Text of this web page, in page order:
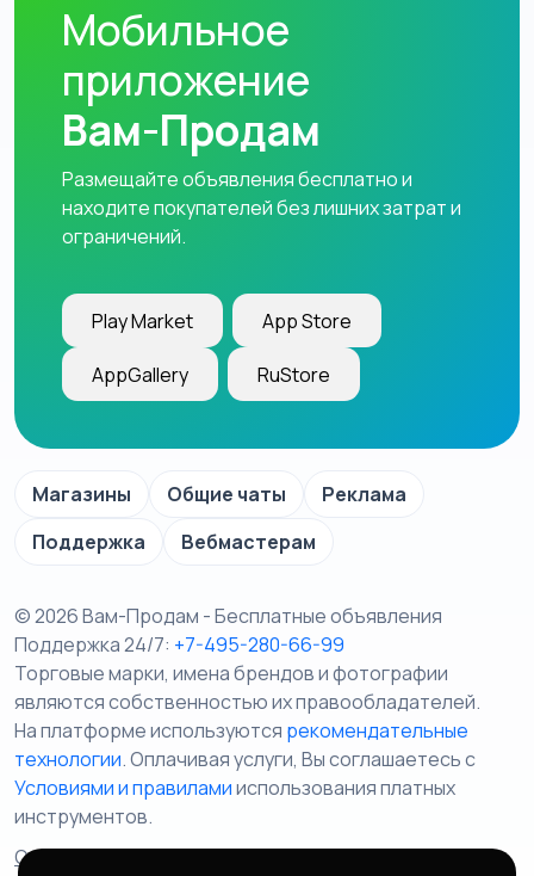
Мобильное
приложение
Вам-Продам
Размещайте объявления бесплатно и
находите покупателей без лишних затрат и
ограничений.
Play Market App Store
AppGallery RuStore
Магазины Общие чаты
Реклама
Поддержка
Вебмастерам
© 2026 Вам-Продам - Бесплатные объявления
Поддержка 24/7: +7-495-280-66-99
Торговые марки, имена брендов и фотографии
являются собственностью их правообладателей.
На платформе используются рекомендательные
технологии. Оплачивая услуги, Вы соглашаетесь c
Условиями и правиламииспользования платных
инструментов.
Отказ от ответственности
Правила сервиса